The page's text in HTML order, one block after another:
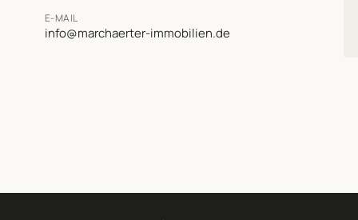
E-MAIL
info@marchaerter-immobilien.de